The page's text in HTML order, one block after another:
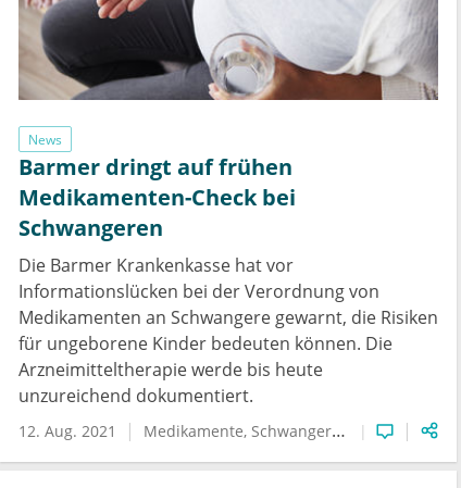
News
Barmer dringt auf frühen
Medikamenten-Check bei
Schwangeren
Die Barmer Krankenkasse hat vor
Informationslücken bei der Verordnung von
Medikamenten an Schwangere gewarnt, die Risiken
für ungeborene Kinder bedeuten können. Die
Arzneimitteltherapie werde bis heute
unzureichend dokumentiert.
12. Aug. 2021 Medikamente Schwangerschaft